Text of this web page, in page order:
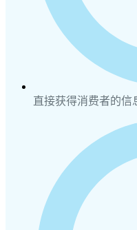
直接获得消费者的信